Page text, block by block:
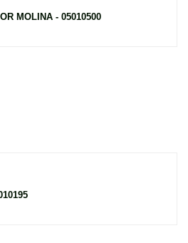
MOLINA - 05010500